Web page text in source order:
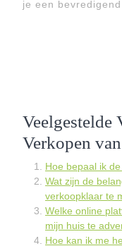
je een
Veelgestelde
Verkopen
Hoe bepaal ik
Wat zijn de
verkoopklaar te
Welke online
mijn huis te
Hoe kan ik me